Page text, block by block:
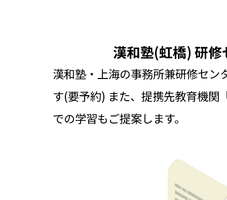
漢和塾(虹橋) 研修
漢和塾・上海の事務所兼研修セン
す(要予約) また、提携先教育機関
での学習もご提案します。